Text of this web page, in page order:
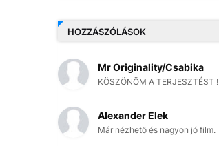
HOZZÁSZÓLÁSOK
Mr Originality/Csabika
KÖSZÖNÖM A TERJESZTÉST !
Alexander Elek
Már nézhető és nagyon jó film.